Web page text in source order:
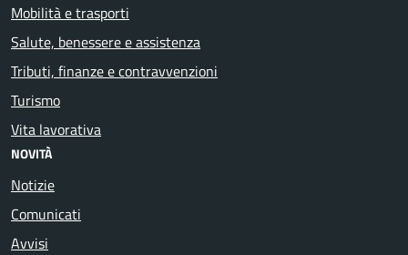
Mobilità e trasporti
Salute, benessere e assistenza
Tributi, finanze e contravvenzioni
Turismo
Vita lavorativa
NOVITÀ
Notizie
Comunicati
Avvisi